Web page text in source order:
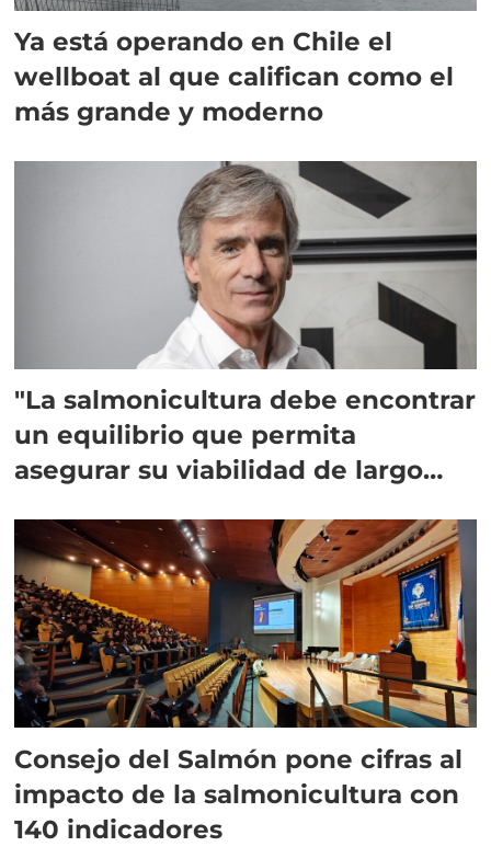
Ya está operando en Chile el
wellboat al que califican como el
más grande y moderno
"La salmonicultura debe encontrar
un equilibrio que permita
asegurar su viabilidad de largo
Consejo del Salmón pone cifras al
impacto de la salmonicultura con
140 indicadores